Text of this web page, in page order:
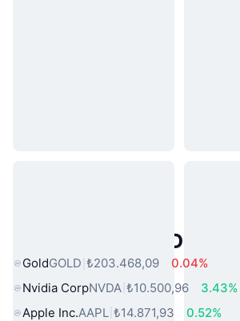
Popüler Gerçek Dünya
GoldGOLD ₺203.468,09
0.04%
Nvidia CorpNVDA ₺10.500,96
3.43%
Apple Inc.AAPL ₺14.871,93
0.52%